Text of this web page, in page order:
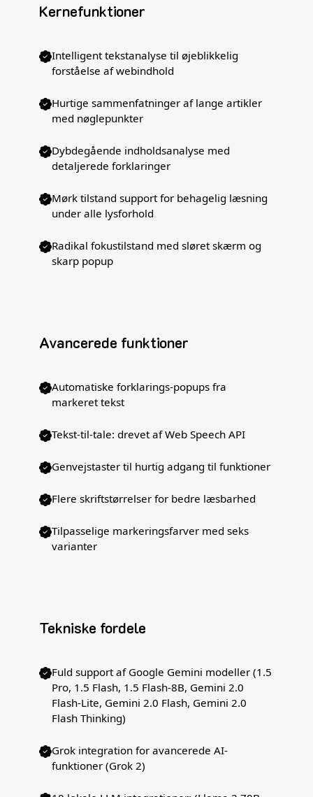
Kernefunktioner
Intelligent tekstanalyse til øjeblikkelig
forståelse af webindhold
Hurtige sammenfatninger af lange artikler
med nøglepunkter
Dybdegående indholdsanalyse med
detaljerede forklaringer
Mørk tilstand support for behagelig læsning
under alle lysforhold
Radikal fokustilstand med sløret skærm og
skarp popup
Avancerede funktioner
Automatiske forklarings-popups fra
markeret tekst
Tekst-til-tale: drevet af Web Speech API
Genvejstaster til hurtig adgang til funktioner
Flere skriftstørrelser for bedre læsbarhed
Tilpasselige markeringsfarver med seks
varianter
Tekniske fordele
Fuld support af Google Gemini modeller (1.5
Pro, 1.5 Flash, 1.5 Flash-8B, Gemini 2.0
Flash-Lite, Gemini 2.0 Flash, Gemini 2.0
Flash Thinking)
Grok integration for avancerede AI-
funktioner (Grok 2)